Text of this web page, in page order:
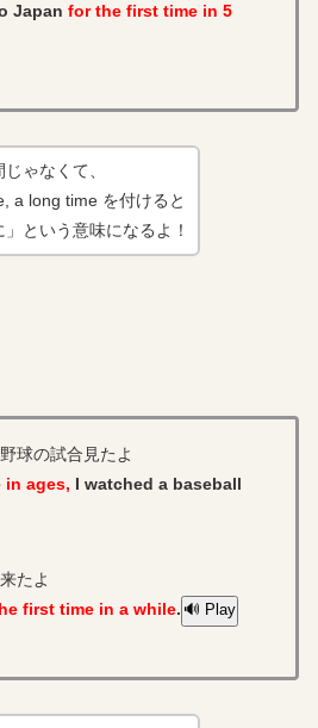
Japan for the first time in 5
ゃなくて、
a long time を付けると
」という意味になるよ！
球の試合見たよ
in ages, I watched a baseball
たよ
first time in a while. 🔊 Play